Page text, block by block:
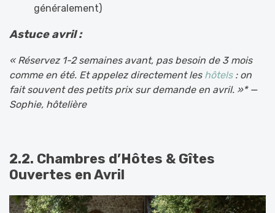
généralement)
Astuce avril :
« Réservez 1-2 semaines avant, pas besoin de 3 mois
comme en été. Et appelez directement les hôtels: on
fait souvent des petits prix sur demande en avril. »* —
Sophie, hôtelière
2.2. Chambres d’Hôtes & Gîtes
Ouvertes en Avril